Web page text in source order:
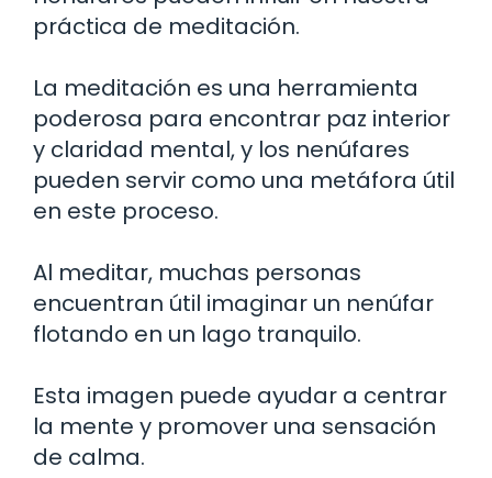
práctica de meditación.
La meditación es una herramienta
poderosa para encontrar paz interior
y claridad mental, y los nenúfares
pueden servir como una metáfora útil
en este proceso.
Al meditar, muchas personas
encuentran útil imaginar un nenúfar
flotando en un lago tranquilo.
Esta imagen puede ayudar a centrar
la mente y promover una sensación
de calma.